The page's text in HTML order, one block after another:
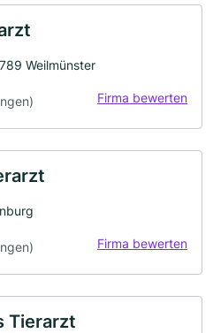
Weilmünster
Firma bewerten
Firma bewerten
Tierarzt